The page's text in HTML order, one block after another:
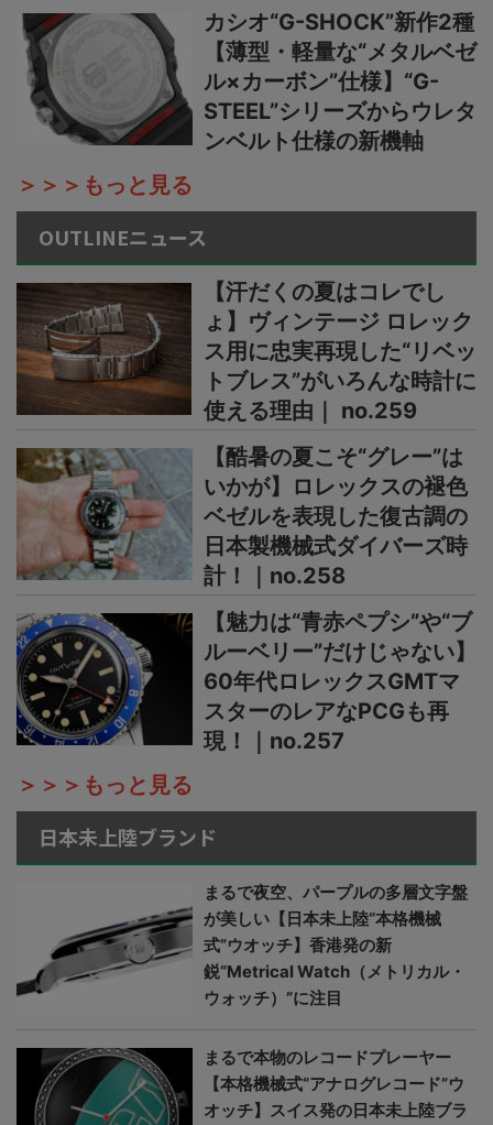
カシオ“G-SHOCK”新作2種
【薄型・軽量な“メタルベゼ
ル×カーボン”仕様】“G-
STEEL”シリーズからウレタ
ンベルト仕様の新機軸
＞＞＞もっと見る
OUTLINEニュース
【汗だくの夏はコレでし
ょ】ヴィンテージ ロレック
ス用に忠実再現した“リベッ
トブレス”がいろんな時計に
使える理由｜ no.259
【酷暑の夏こそ“グレー”は
いかが】ロレックスの褪色
ベゼルを表現した復古調の
日本製機械式ダイバーズ時
計！｜no.258
【魅力は“青赤ペプシ”や“ブ
ルーベリー”だけじゃない】
60年代ロレックスGMTマ
スターのレアなPCGも再
現！｜no.257
＞＞＞もっと見る
日本未上陸ブランド
まるで夜空、パープルの多層文字盤
が美しい【日本未上陸“本格機械
式”ウオッチ】香港発の新
鋭“Metrical Watch（メトリカル・
ウォッチ）”に注目
まるで本物のレコードプレーヤー
【本格機械式“アナログレコード”ウ
オッチ】スイス発の日本未上陸ブラ